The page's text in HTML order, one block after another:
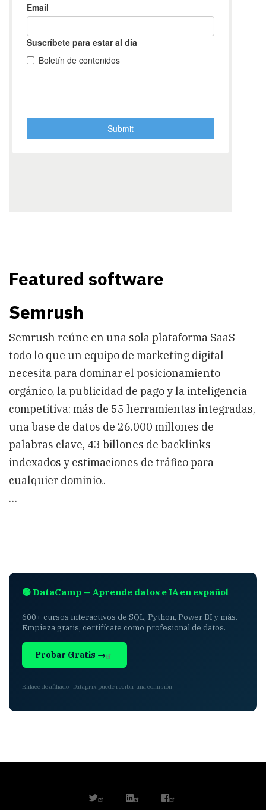
Featured software
Semrush
Semrush reúne en una sola plataforma SaaS
todo lo que un equipo de marketing digital
necesita para dominar el posicionamiento
orgánico, la publicidad de pago y la inteligencia
competitiva: más de 55 herramientas integradas,
una base de datos de 26.000 millones de
palabras clave, 43 billones de backlinks
indexados y estimaciones de tráfico para
cualquier dominio..
…
🟢 DataCamp — Aprende datos e IA en español
600+ cursos interactivos de SQL, Python, Power BI y más.
Empieza gratis, certifícate como profesional de datos.
Probar Gratis →
Enlace de afiliado · Dataprix puede recibir una comisión
twitterlinkedinfacebook